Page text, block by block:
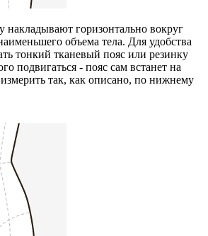
накладывают горизонтально вокруг
объема тела. Для удобства
тонкий тканевый пояс или резинку
подвигаться - пояс сам встанет на
так, как описано, по нижнему